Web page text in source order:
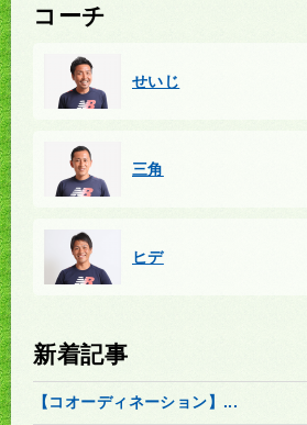
コーチ
せいじ
三角
ヒデ
新着記事
【コオーディネーション】...